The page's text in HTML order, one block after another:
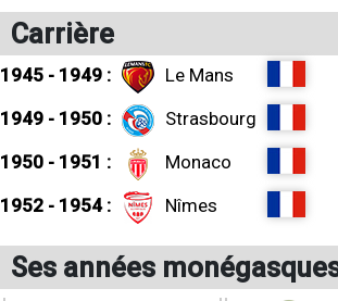
Carrière
1945 - 1949 :
Le Mans
1949 - 1950 :
Strasbourg
1950 - 1951 :
Monaco
1952 - 1954 :
Nîmes
Ses années